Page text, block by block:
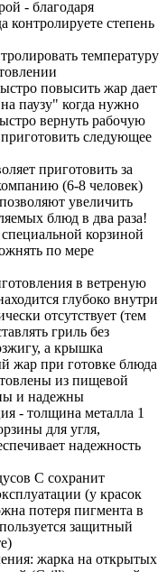
- благодаря
контролируете степень
температуру
повысить жар дает
паузу" когда нужно
вернуть рабочую
приготовить следующее
приготовить за
(6-8 человек)
увеличить
блюд в два раза!
специальной корзиной
по мере
в ветреную
глубоко внутри
отсутствует (тем
гриль без
а крышка
жар при готовке блюда
из пищевой
и надежны
- толщина металла 1
для угля,
надежность
С сохранит
(у красок
потеря пигмента в
защитный
жарка на открытых